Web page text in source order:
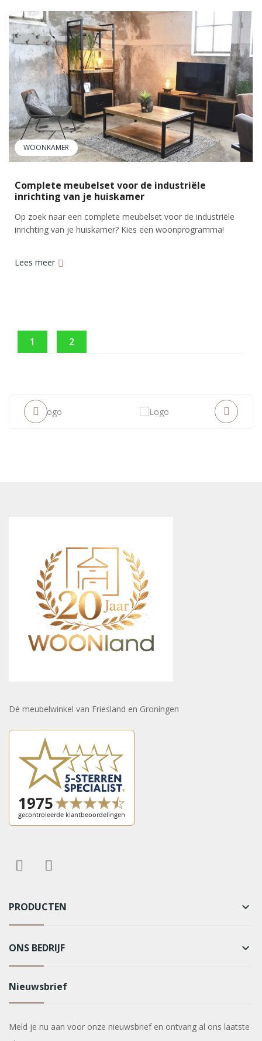
WOONKAMER
Complete meubelset voor de industriële
inrichting van je huiskamer
Op zoek naar een complete meubelset voor de industriële
inrichting van je huiskamer? Kies een woonprogramma!
Lees meer
1 2
Dé meubelwinkel van Friesland en Groningen
PRODUCTEN keyboard_arrow_down
ONS BEDRIJF keyboard_arrow_down
Nieuwsbrief
Meld je nu aan voor onze nieuwsbrief en ontvang al ons laatste